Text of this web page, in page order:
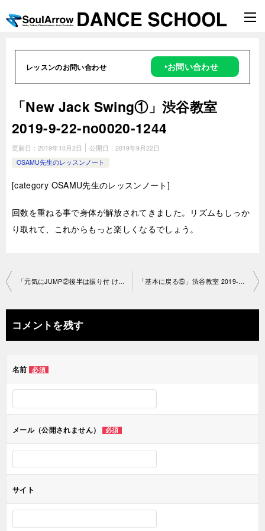
レッスンのお問い合わせ ‣お問い合わせ
「New Jack Swing①」渋谷教室
2019-9-22-no0020-1244
更新日： 2019年10月2日 公開日： 2019年9月22日
OSAMU先生のレッスンノート
[category OSAMU先生のレッスンノート]
回数を重ねる事で身体が解放されてきました。リズムもしっか
り取れて、これからもっと楽しくなるでしょう。
投
ナ
ビ
ー
ン
「元気にJUMP②後半は振り付 け」渋谷教室2019-9-20-no0020-1222 「基本に戻る⑤」渋谷教室 2019-9-24-no0020-1250
コメントを残す
名前 必須
メール（公開されません） 必須
サイト